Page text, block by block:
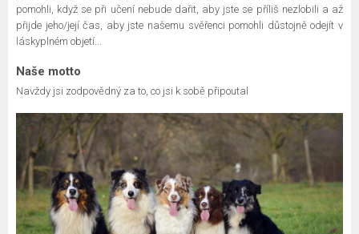
pomohli, když se při učení nebude dařit, aby jste se příliš nezlobili a až
přijde jeho/její čas, aby jste našemu svěřenci pomohli důstojně odejít v
láskyplném objetí...
Naše motto
Navždy jsi zodpovědný za to, co jsi k sobě připoutal